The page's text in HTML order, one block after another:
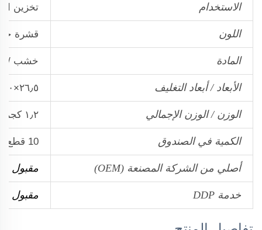
الاستخدام تخزين
اللون قشرة
المادة خشب /
الأبعاد / أبعاد التغليف ٢٦٫٥×٢٠×٨ سم‏/٢٩٫٥×٢٣×١١٫٥ سم
الوزن / الوزن الإجمالي ١٫٢ كجم‏/١٫٣٥ كجم
الكمية في الصندوق 10 قطع
أصلي من الشركة المصنعة (OEM) مقبول
خدمة DDP مقبول